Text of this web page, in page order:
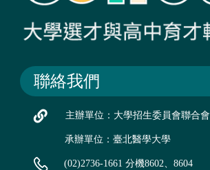
聯絡我們
主辦單位：大學招生委員會聯合會
承辦單位：臺北醫學大學
(02)2736-1661 分機8602、8604